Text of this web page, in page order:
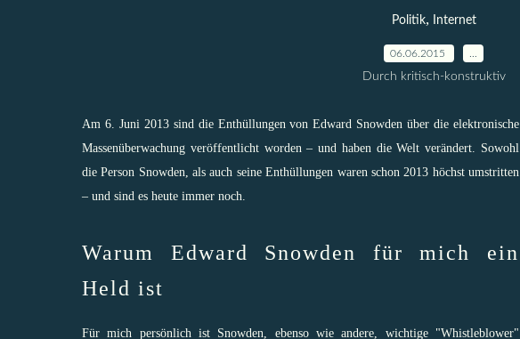
Politik, Internet
06.06.2015
Durch kritisch-konstruktiv
Am 6. Juni 2013 sind die Enthüllungen von Edward Snowden über die elektronische
Massenüberwachung veröffentlicht worden – und haben die Welt verändert. Sowohl
die Person Snowden, als auch seine Enthüllungen waren schon 2013 höchst umstritten
– und sind es heute immer noch.
Warum Edward Snowden für mich ein
Held ist
Für mich persönlich ist Snowden , ebenso wie andere, wichtige "Whistleblower"